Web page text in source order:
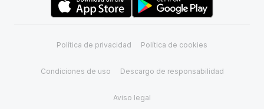
Política de privacidad Política de cookies
Condiciones de uso Descargo de responsabilidad
Aviso legal